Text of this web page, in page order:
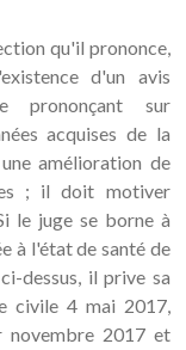
qu'il prononce,
d'un avis
prononçant sur
acquises de la
amélioration de
; il doit motiver
le juge se borne à
à l'état de santé de
dessus, il prive sa
civile 4 mai 2017,
novembre 2017 et